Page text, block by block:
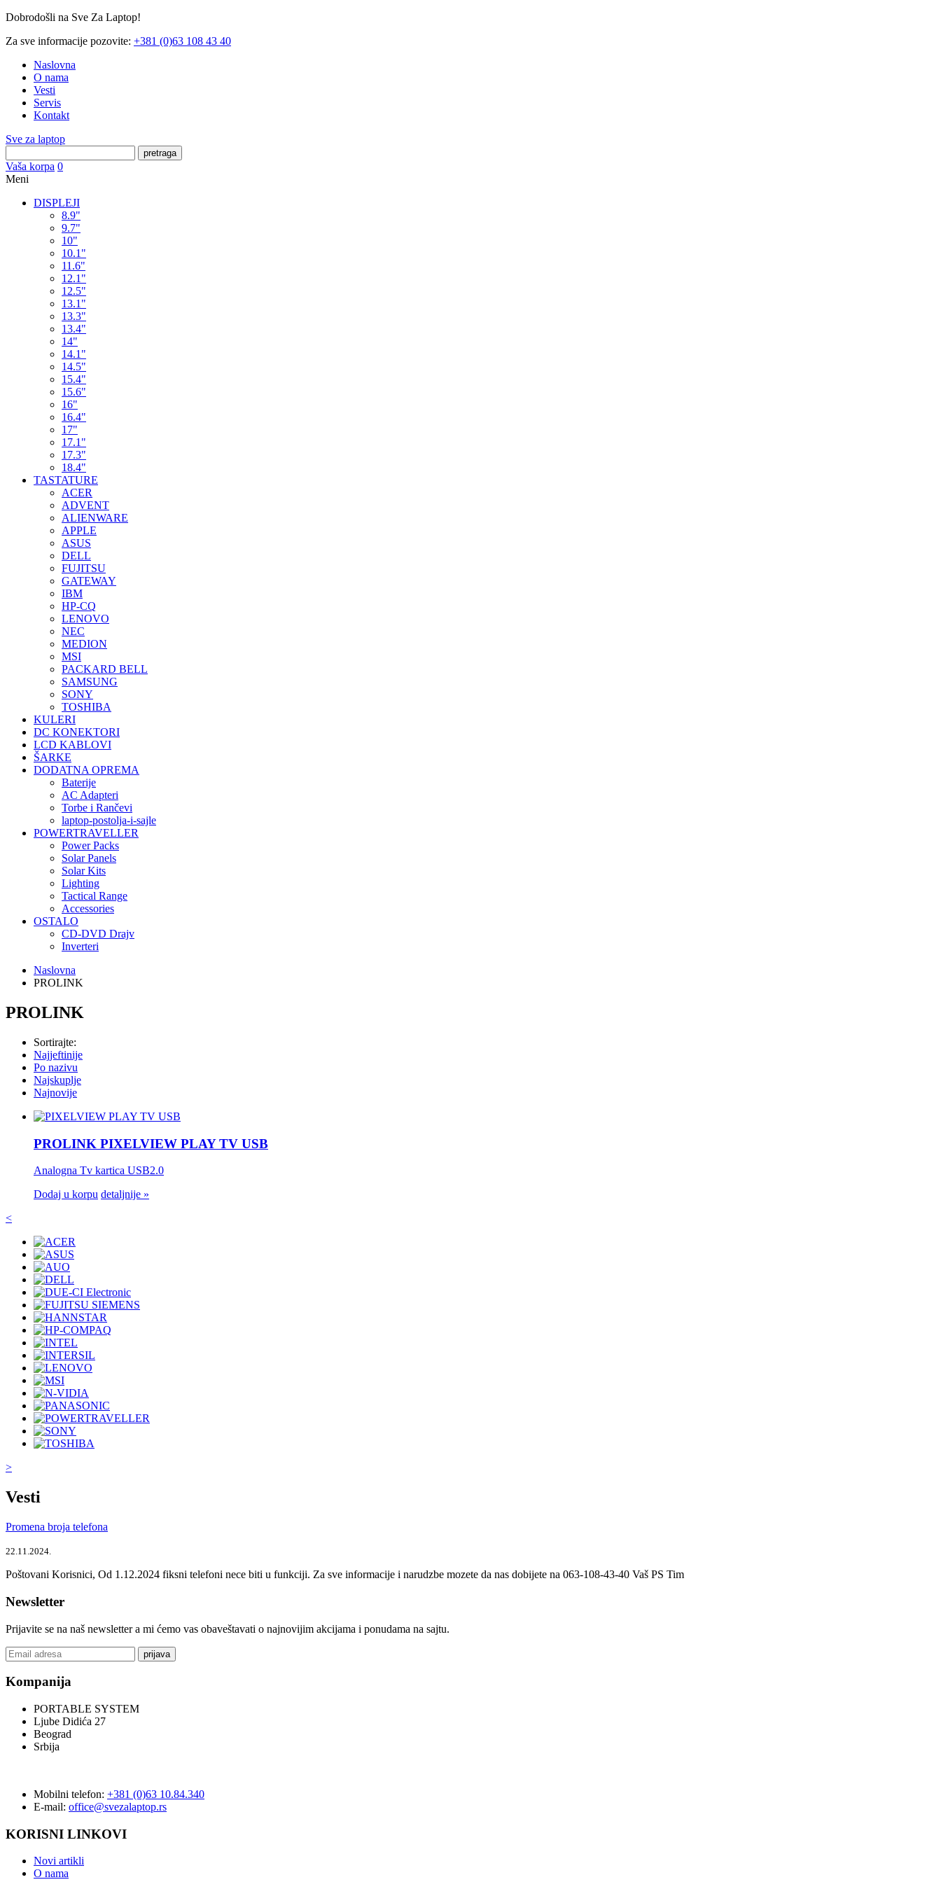
Dobrodošli na Sve Za Laptop!
Za sve informacije pozovite: +381 (0)63 108 43 40
Naslovna
O nama
Vesti
Servis
Kontakt
Sve za laptop
pretraga
Vaša korpa 0
Meni
DISPLEJI
8.9"
9.7"
10"
10.1"
11.6"
12.1"
12.5"
13.1"
13.3"
13.4"
14"
14.1"
14.5"
15.4"
15.6"
16"
16.4"
17"
17.1"
17.3"
18.4"
TASTATURE
ACER
ADVENT
ALIENWARE
APPLE
ASUS
DELL
FUJITSU
GATEWAY
IBM
HP-CQ
LENOVO
NEC
MEDION
MSI
PACKARD BELL
SAMSUNG
SONY
TOSHIBA
KULERI
DC KONEKTORI
LCD KABLOVI
ŠARKE
DODATNA OPREMA
Baterije
AC Adapteri
Torbe i Rančevi
laptop-postolja-i-sajle
POWERTRAVELLER
Power Packs
Solar Panels
Solar Kits
Lighting
Tactical Range
Accessories
OSTALO
CD-DVD Drajv
Inverteri
Naslovna
PROLINK
PROLINK
Sortirajte:
Najjeftinije
Po nazivu
Najskuplje
Najnovije
PROLINK PIXELVIEW PLAY TV USB
Analogna Tv kartica USB2.0
Dodaj u korpu detaljnije »
<
>
Vesti
Promena broja telefona
22.11.2024.
Poštovani Korisnici, Od 1.12.2024 fiksni telefoni nece biti u funkciji. Za sve informacije i narudzbe mozete da nas dobijete na 063-108-43-40 Vaš PS Tim
Newsletter
Prijavite se na naš newsletter a mi ćemo vas obaveštavati o najnovijim akcijama i ponudama na sajtu.
prijava
Kompanija
PORTABLE SYSTEM
Ljube Didića 27
Beograd
Srbija
Mobilni telefon: +381 (0)63 10.84.340
E-mail: office@svezalaptop.rs
KORISNI LINKOVI
Novi artikli
O nama